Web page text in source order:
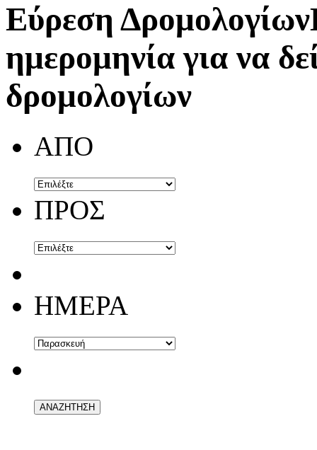
Εύρεση Δρομολογίων
ημερομηνία για να
δρομολογίων
ΑΠΟ
ΠΡΟΣ
ΗΜΕΡΑ